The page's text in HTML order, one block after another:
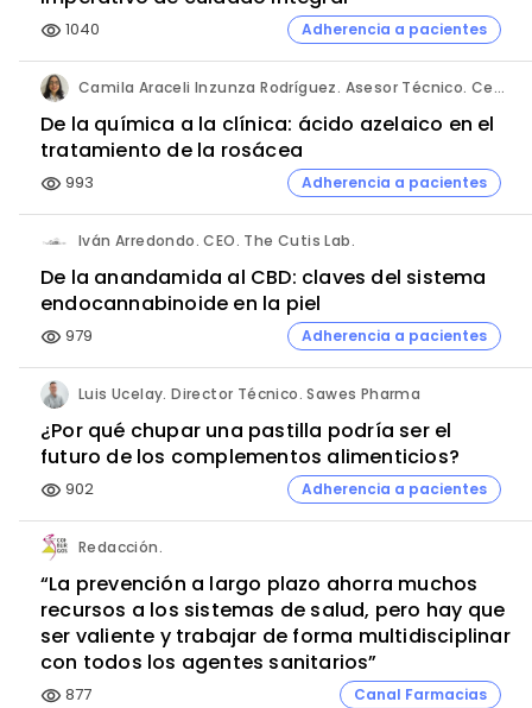
visibility 1040 Adherencia a pacientes
Camila Araceli Inzunza Rodríguez. Asesor Técnico. Centro de Innovación Pharmachem México.
De la química a la clínica: ácido azelaico en el
tratamiento de la rosácea
visibility 993 Adherencia a pacientes
Iván Arredondo. CEO. The Cutis Lab.
De la anandamida al CBD: claves del sistema
endocannabinoide en la piel
visibility 979 Adherencia a pacientes
Luis Ucelay. Director Técnico. Sawes Pharma
¿Por qué chupar una pastilla podría ser el
futuro de los complementos alimenticios?
visibility 902 Adherencia a pacientes
Redacción.
“La prevención a largo plazo ahorra muchos
recursos a los sistemas de salud, pero hay que
ser valiente y trabajar de forma multidisciplinar
con todos los agentes sanitarios”
visibility 877 Canal Farmacias